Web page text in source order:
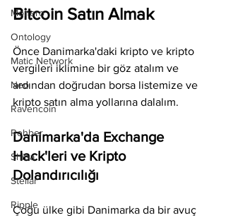
Monero
Ontology
Matic Network
Neo
Ravencoin
Rehber
Shiba
Stellar
Ripple
Bitcoin Satın Almak
Önce Danimarka'daki kripto ve kripto
vergileri iklimine bir göz atalım ve
ardından doğrudan borsa listemize ve
kripto satın alma yollarına dalalım.
Danimarka'da Exchange
Hack'leri ve Kripto
Dolandırıcılığı
Çoğu ülke gibi Danimarka da bir avuç